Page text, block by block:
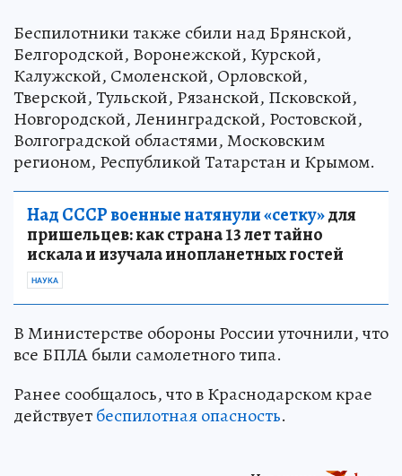
Беспилотники также сбили над Брянской,
Белгородской, Воронежской, Курской,
Калужской, Смоленской, Орловской,
Тверской, Тульской, Рязанской, Псковской,
Новгородской, Ленинградской, Ростовской,
Волгоградской областями, Московским
регионом, Республикой Татарстан и Крымом.
Над СССР военные натянули «сетку»для
пришельцев: как страна 13 лет тайно
искала и изучала инопланетных гостей
НАУКА
В Министерстве обороны России уточнили, что
все БПЛА были самолетного типа.
Ранее сообщалось, что в Краснодарском крае
действуетбеспилотная опасность.